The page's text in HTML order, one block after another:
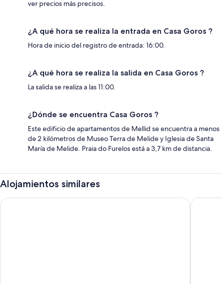
ver precios más precisos.
¿A qué hora se realiza la entrada en Casa Goros ?
Hora de inicio del registro de entrada: 16:00.
¿A qué hora se realiza la salida en Casa Goros ?
La salida se realiza a las 11:00.
¿Dónde se encuentra Casa Goros ?
Este edificio de apartamentos de Mellid se encuentra a menos
de 2 kilómetros de Museo Terra de Melide y Iglesia de Santa
María de Melide. Praia do Furelos está a 3,7 km de distancia.
Alojamientos similares
Casa de Piedra Gallega para 2 personas Casa